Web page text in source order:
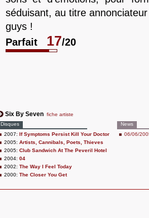
séduisant, au titre
guys !
Parfait
17/20
Six By Seven fiche artiste
Disques
2007: If Symptoms Persist Kill Your Doctor
2005: Artists, Cannibals, Poets, Thieves
2005: Club Sandwich At The Peveril Hotel
2004: 04
2002: The Way I Feel Today
2000: The Closer You Get
News
06/06/